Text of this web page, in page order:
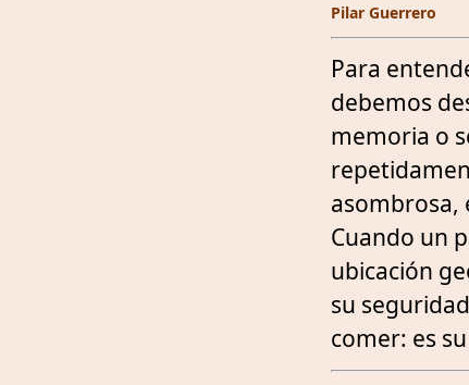
Pilar Guerrero
Para
debemos
memoria o
asombrosa,
Cuando un
ubicación
su
comer: es